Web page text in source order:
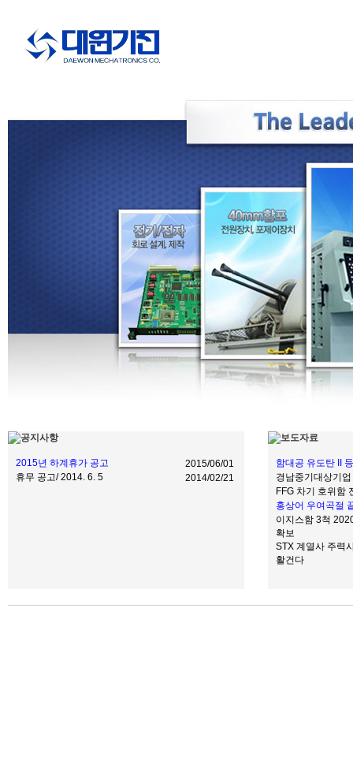
2015년 하계휴가 공고
2015/06/01
휴무 공고/ 2014. 6. 5
2014/02/21
함대공 유도탄 II
경남중기대상기
FFG 차기 호위함
홍상어 우여곡절
이지스함 3척
확보
STX 계열사 주력
활건다